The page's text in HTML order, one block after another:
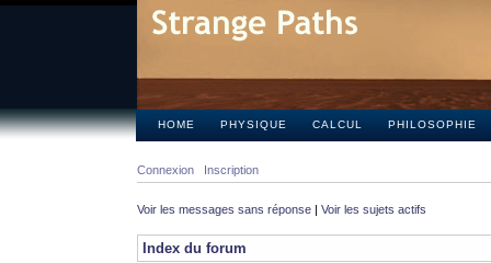
HOME PHYSIQUE CALCUL PHILOSOPHIE
Connexion Inscription
Voir les messages sans réponse | Voir les sujets actifs
Index du forum